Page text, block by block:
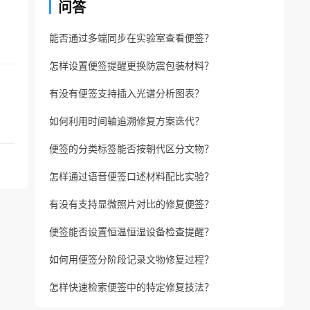
问答
能否通过多端同步在实验室查看便签？
怎样设置便签提醒更换防震包装材料？
有没有便签支持插入光谱分析图表？
如何利用时间轴追溯修复方案迭代？
便签的分类标签能否按朝代区分文物？
怎样通过语音便签口述材料配比实验？
有没有支持显微照片对比的修复便签？
便签能否设置恒温恒湿设备检查提醒？
如何用便签分阶段记录文物修复过程？
怎样快速检索便签中的特定修复技法？